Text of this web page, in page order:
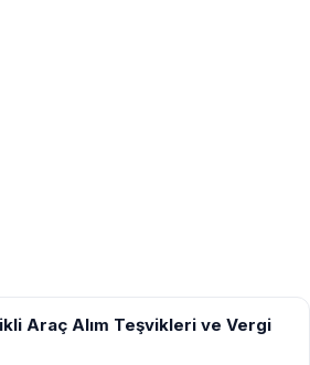
Araç Alım Teşvikleri ve Vergi